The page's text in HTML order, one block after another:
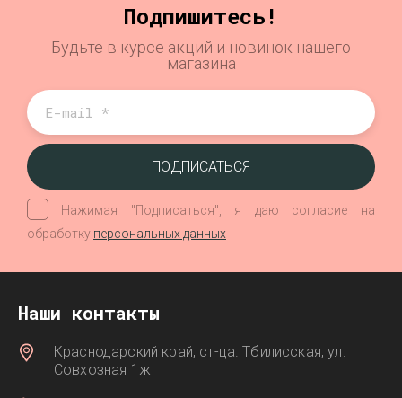
Подпишитесь!
Будьте в курсе акций и новинок нашего
магазина
Нажимая "Подписаться", я даю согласие на
обработку персональных данных
ПОДПИСАТЬСЯ
Наши контакты
Краснодарский край, ст-ца. Тбилисская, ул.
Совхозная 1ж